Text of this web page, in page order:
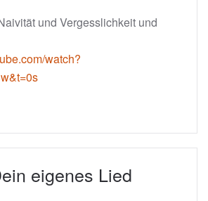
und Vergesslichkeit und
watch?
eigenes Lied